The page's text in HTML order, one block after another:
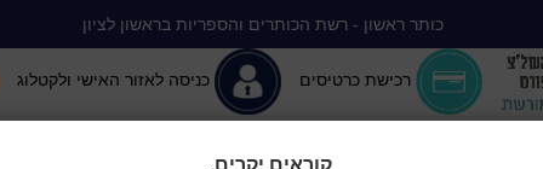
כותר ראשון - רשת הכותרים והספריות בראשון לציון
רכישת כרטיסים כניסה לאזור האישי ולקטלוג
קוראים יקרים,